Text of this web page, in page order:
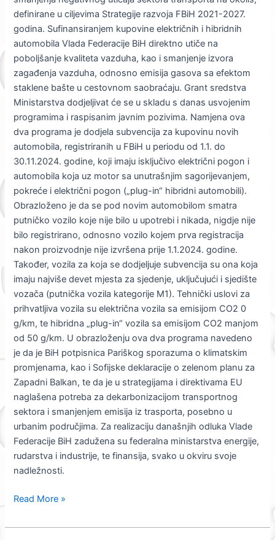
definirane u ciljevima Strategije razvoja FBiH 2021-2027.
godina. Sufinansiranjem kupovine električnih i hibridnih
automobila Vlada Federacije BiH direktno utiče na
poboljšanje kvaliteta vazduha, kao i smanjenje izvora
zagađenja vazduha, odnosno emisija gasova sa efektom
staklene bašte u cestovnom saobraćaju. Grant sredstva
Ministarstva dodjeljivat će se u skladu s danas usvojenim
programima i raspisanim javnim pozivima. Namjena ova
dva programa je dodjela subvencija za kupovinu novih
automobila, registriranih u FBiH u periodu od 1.1. do
30.11.2024. godine, koji imaju isključivo električni pogon i
automobila koja uz motor sa unutrašnjim sagorijevanjem,
pokreće i električni pogon („plug-in“ hibridni automobili).
Obrazloženo je da se pod novim automobilom smatra
putničko vozilo koje nije bilo u upotrebi i nikada, nigdje nije
bilo registrirano, odnosno vozilo kojem prva registracija
nakon proizvodnje nije izvršena prije 1.1.2024. godine.
Također, vozila za koja se dodjeljuje subvencija su ona koja
imaju najviše devet mjesta za sjedenje, uključujući i sjedište
vozača (putnička vozila kategorije M1). Tehnički uslovi za
prihvatljiva vozila su električna vozila sa emisijom CO2 0
g/km, te hibridna „plug-in“ vozila sa emisijom CO2 manjom
od 50 g/km. U obrazloženju ova dva programa navedeno
je da je BiH potpisnica Pariškog sporazuma o klimatskim
promjenama, kao i Sofijske deklaracije o zelenom planu za
Zapadni Balkan, te da je u strategijama i direktivama EU
naglašena potreba za dekarbonizacijom transportnog
sektora i smanjenjem emisija iz trasporta, posebno u
urbanim područjima. Za realizaciju današnjih odluka Vlade
Federacije BiH zadužena su federalna ministarstva energije,
rudarstva i industrije, te finansija, svako u okviru svoje
nadležnosti.
Read More »